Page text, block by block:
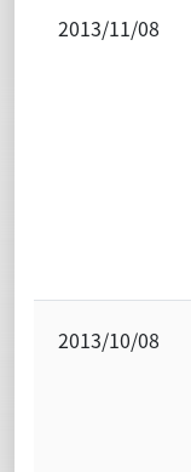
2013/11/08
2013/10/08